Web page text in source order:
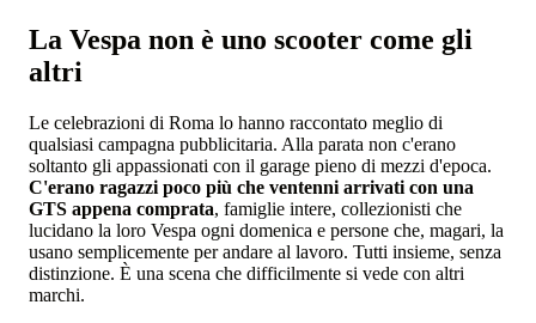
La Vespa non è uno scooter come gli
altri
Le celebrazioni di Roma lo hanno raccontato meglio di
qualsiasi campagna pubblicitaria. Alla parata non c'erano
soltanto gli appassionati con il garage pieno di mezzi d'epoca.
C'erano ragazzi poco più che ventenni arrivati con una
GTS appena comprata, famiglie intere, collezionisti che
lucidano la loro Vespa ogni domenica e persone che, magari, la
usano semplicemente per andare al lavoro. Tutti insieme, senza
distinzione. È una scena che difficilmente si vede con altri
marchi.